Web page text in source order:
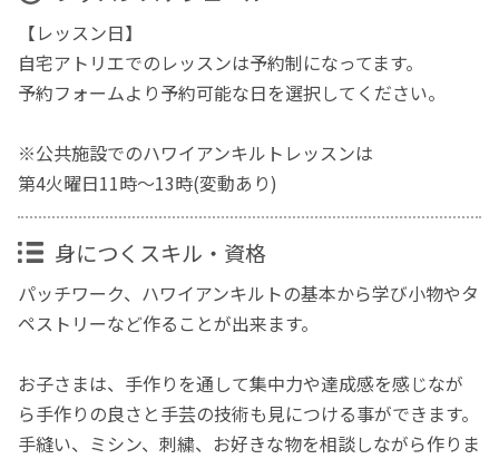
【レッスン日】
自宅アトリエでのレッスンは予約制になってます。
予約フォームより予約可能な日を選択してください。
※公共施設でのハワイアンキルトレッスンは
第4火曜日11時～13時(変動あり)
身につくスキル・資格
パッチワーク、ハワイアンキルトの基本から学び小物やタ
ペストリーなど作ることが出来ます。
お子さまは、手作りを通して集中力や達成感を感じなが
ら手作りの良さと手芸の技術も見につける事ができます。
手縫い、ミシン、刺繍、お好きな物を相談しながら作りま